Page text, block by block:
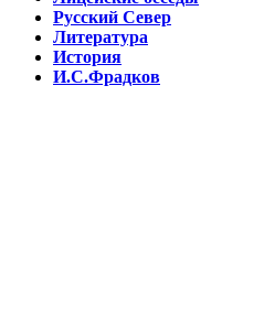
Русский Север
Литература
История
И.С.Фрадков